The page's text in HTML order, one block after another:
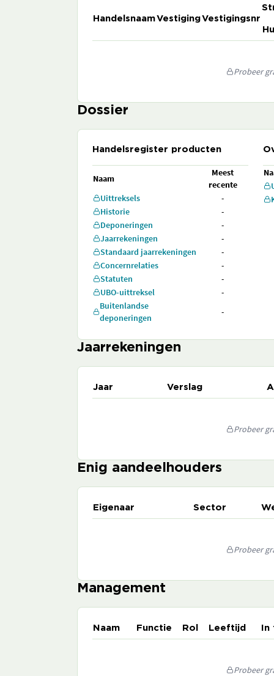
HandelsnaamVestigingVestigingsnr
Probeer
Dossier
Handelsregister producten
Naam
Meest
recente
Uittreksels
-
Historie
-
Deponeringen
-
Jaarrekeningen
-
Standaard jaarrekeningen
-
Concernrelaties
-
Statuten
-
UBO-uittreksel
-
Buitenlandse
deponeringen
-
Jaarrekeningen
Jaar Verslag
Probeer
Enig aandeelhouders
Eigenaar Sector
Probeer
Management
Naam Functie Rol Leeftijd
Probeer